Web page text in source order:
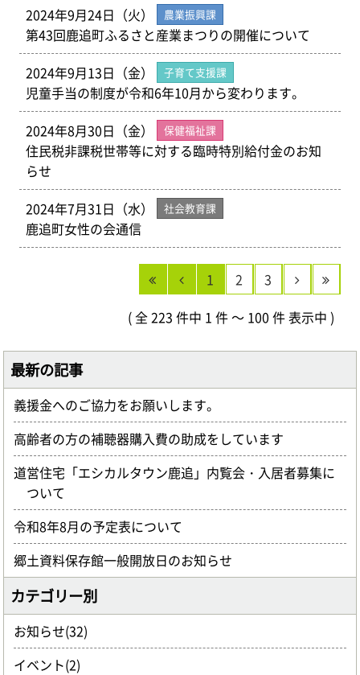
2024年9月24日（火）
農業振興課
第43回鹿追町ふるさと産業まつりの開催について
2024年9月13日（金）
子育て支援課
児童手当の制度が令和6年10月から変わります。
2024年8月30日（金）
保健福祉課
住民税非課税世帯等に対する臨時特別給付金のお知
らせ
2024年7月31日（水）
社会教育課
鹿追町女性の会通信
1 2
3
( 全 223 件中 1 件 ～ 100 件 表示中 )
最新の記事
義援金へのご協力をお願いします。
高齢者の方の補聴器購入費の助成をしています
道営住宅「エシカルタウン鹿追」内覧会・入居者募集に
ついて
令和8年8月の予定表について
郷土資料保存館一般開放日のお知らせ
カテゴリー別
お知らせ(32)
イベント(2)